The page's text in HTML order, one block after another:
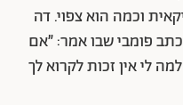
וכמה הוא צפוי. דה
פומבי שבו אמר: ״אם
לי אין זכות לקרוא לך